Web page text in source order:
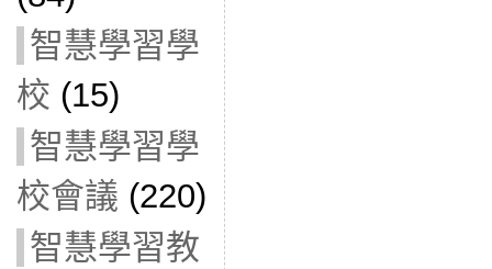
智慧學習學
校 (15)
智慧學習學
校會議 (220)
智慧學習教